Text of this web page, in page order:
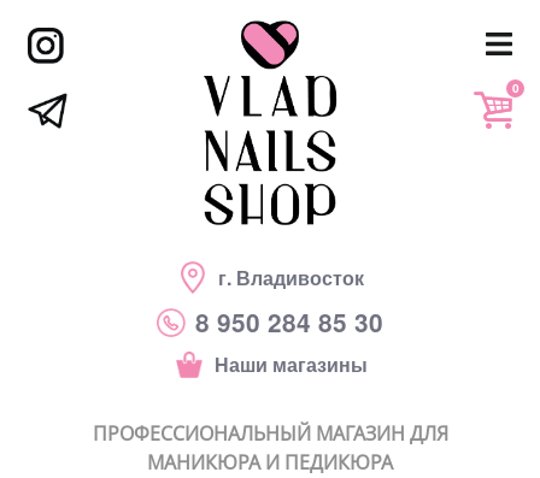
г. Владивосток
8 950 284 85 30
Наши магазины
0
ПРОФЕССИОНАЛЬНЫЙ МАГАЗИН ДЛЯ
МАНИКЮРА И ПЕДИКЮРА